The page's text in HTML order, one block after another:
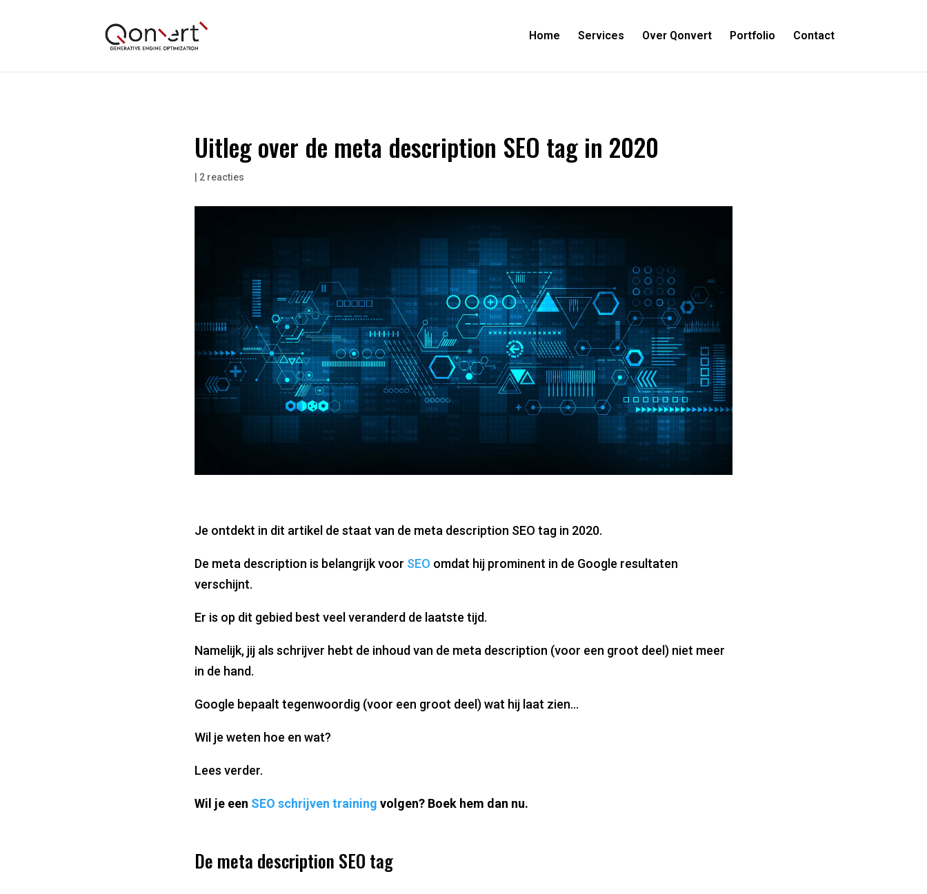
Home Services Over Qonvert Portfolio Contact
Uitleg over de meta description SEO tag in 2020
2 reacties
Je ontdekt in dit artikel de staat van de meta description SEO tag in 2020.
De meta description is belangrijk voor SEO omdat hij prominent in de Google resultaten
verschijnt.
Er is op dit gebied best veel veranderd de laatste tijd.
Namelijk, jij als schrijver hebt de inhoud van de meta description (voor een groot deel) niet meer
in de hand.
Google bepaalt tegenwoordig (voor een groot deel) wat hij laat zien…
Wil je weten hoe en wat?
Lees verder.
Wil je een SEO schrijven training volgen? Boek hem dan nu.
De meta description SEO tag